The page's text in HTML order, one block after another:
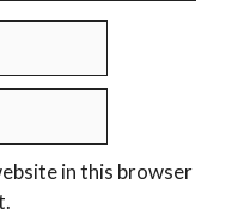
in this browser